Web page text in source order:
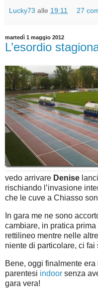
Lucky73 alle 19:11 27
martedì 1 maggio 2012
L’esordio
vedo arrivare Denise
rischiando l’invasione
che le cuve a Chiasso
In gara me ne sono
cambiare, in pratica
rettilineo mentre nelle
niente di particolare, ci fai
Bene, oggi finalmente
parentesi indoor senza
gara vera!